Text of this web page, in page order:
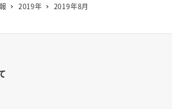
2019年 2019年8月